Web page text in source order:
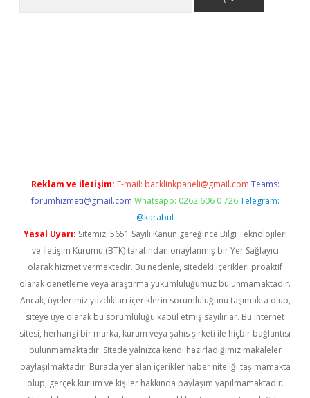
Reklam ve İletişim: E-mail: backlinkpaneli@gmail.com Teams:
forumhizmeti@gmail.com Whatsapp: 0262 606 0 726 Telegram:
@karabul
Yasal Uyarı: Sitemiz, 5651 Sayılı Kanun gereğince Bilgi Teknolojileri
ve İletişim Kurumu (BTK) tarafından onaylanmış bir Yer Sağlayıcı
olarak hizmet vermektedir. Bu nedenle, sitedeki içerikleri proaktif
olarak denetleme veya araştırma yükümlülüğümüz bulunmamaktadır.
Ancak, üyelerimiz yazdıkları içeriklerin sorumluluğunu taşımakta olup,
siteye üye olarak bu sorumluluğu kabul etmiş sayılırlar. Bu internet
sitesi, herhangi bir marka, kurum veya şahıs şirketi ile hiçbir bağlantısı
bulunmamaktadır. Sitede yalnızca kendi hazırladığımız makaleler
paylaşılmaktadır. Burada yer alan içerikler haber niteliği taşımamakta
olup, gerçek kurum ve kişiler hakkında paylaşım yapılmamaktadır.